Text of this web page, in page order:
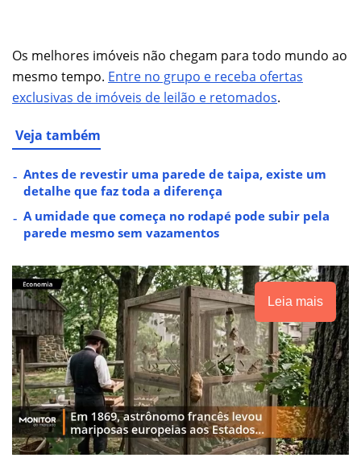
Os melhores imóveis não chegam para todo mundo ao
mesmo tempo. Entre no grupo e receba ofertas
exclusivas de imóveis de leilão e retomados.
Veja também
Antes de revestir uma parede de taipa, existe um
detalhe que faz toda a diferença
A umidade que começa no rodapé pode subir pela
parede mesmo sem vazamentos
Leia mais